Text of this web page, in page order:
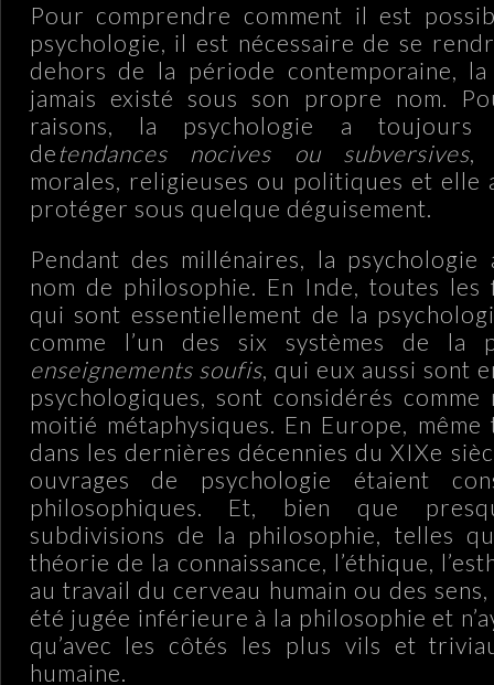
Pour comprendre comment il est
psychologie, il est nécessaire de se
dehors de la période contemporaine, la
jamais existé sous son propre nom.
raisons, la psychologie a toujours
detendances nocives ou subversives,
morales, religieuses ou politiques et elle
protéger sous quelque déguisement.
Pendant des millénaires, la
nom de philosophie. En Inde, toutes
qui sont essentiellement de la
comme l’un des six systèmes de la
enseignements soufis, qui eux aussi sont
psychologiques, sont considérés
moitié métaphysiques. En Europe,
dans les dernières décennies du XIXe
ouvrages de psychologie étaient
philosophiques. Et, bien que
subdivisions de la philosophie, telles
théorie de la connaissance, l’éthique,
au travail du cerveau humain ou des
été jugée inférieure à la philosophie et
qu’avec les côtés les plus vils et
humaine.